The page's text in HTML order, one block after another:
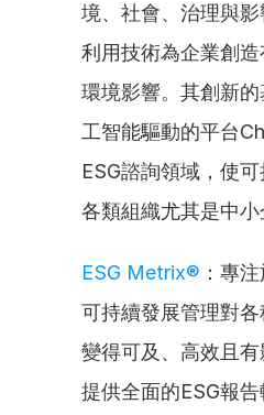
境、社會、治理與
利用技術為企業創
環境影響。其創新
工智能驅動的平台
ESG諮詢領域，使
各類組織尤其是中小
ESG Metrix® ：專
可持續發展管理對
變得可及、高效且
提供全面的ESG報